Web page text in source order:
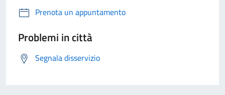
Prenota un appuntamento
Problemi in città
Segnala disservizio